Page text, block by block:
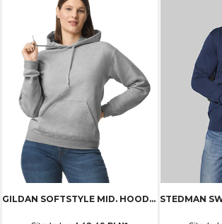
GILDAN SOFTSTYLE MID. HOODIE GISF500